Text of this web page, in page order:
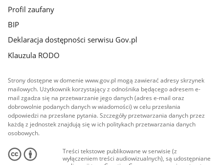
Profil zaufany
BIP
Deklaracja dostępności serwisu Gov.pl
Klauzula RODO
Strony dostępne w domenie www.gov.pl mogą zawierać adresy skrzynek
mailowych. Użytkownik korzystający z odnośnika będącego adresem e-
mail zgadza się na przetwarzanie jego danych (adres e-mail oraz
dobrowolnie podanych danych w wiadomości) w celu przesłania
odpowiedzi na przesłane pytania. Szczegóły przetwarzania danych przez
każdą z jednostek znajdują się w ich politykach przetwarzania danych
osobowych.
Treści tekstowe publikowane w serwisie (z
wyłączeniem treści audiowizualnych), są udostępniane